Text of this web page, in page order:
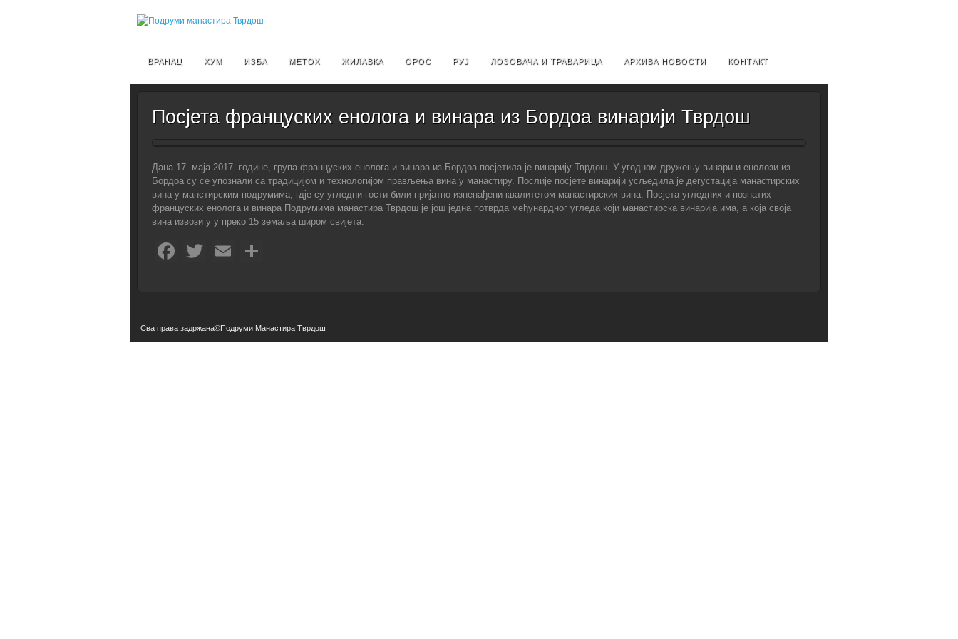
ВРАНАЦ ХУМ ИЗБА МЕТОХ ЖИЛАВКА ОРОС РУЈ ЛОЗОВАЧА И ТРАВАРИЦА АРХИВА НОВОСТИ КОНТАКТ
Посјета француских енолога и винара из Бордоа винарији Тврдош
Дана 17. маја 2017. године, група француских енолога и винара из Бордоа посјетила је винарију Тврдош. У угодном дружењу винари и енолози из
Бордоа су се упознали са традицијом и технологијом прављења вина у манастиру. Послије посјете винарији усљедила је дегустација манастирских
вина у манстирским подрумима, гдје су угледни гости били пријатно изненађени квалитетом манастирских вина. Посјета угледних и познатих
француских енолога и винара Подрумима манастира Тврдош је још једна потврда међунардног угледа који манастирска винарија има, а која своја
вина извози у у преко 15 земаља широм свијета.
Facebook
TwitterEmail
Сва права задржана©Подруми Манастира Тврдош